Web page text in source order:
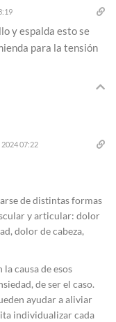
y espalda esto se
para la tensión
2024 07:22
de distintas formas
y articular: dolor
dolor de cabeza,
causa de esos
de ser el caso.
ayudar a aliviar
individualizar cada